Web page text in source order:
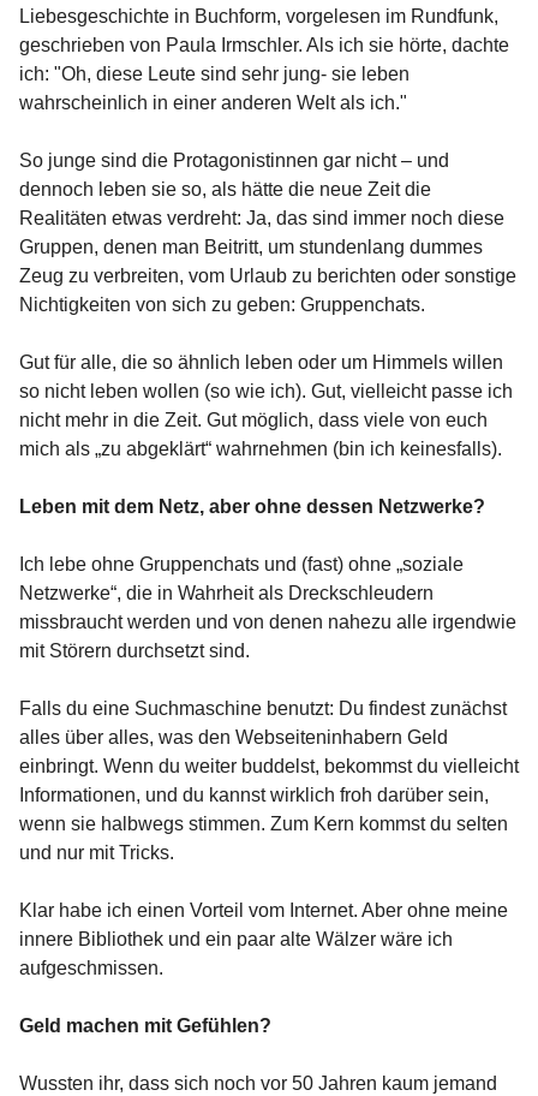
Liebesgeschichte in Buchform, vorgelesen im Rundfunk,
geschrieben von Paula Irmschler. Als ich sie hörte, dachte
ich: "Oh, diese Leute sind sehr jung- sie leben
wahrscheinlich in einer anderen Welt als ich."
So junge sind die Protagonistinnen gar nicht – und
dennoch leben sie so, als hätte die neue Zeit die
Realitäten etwas verdreht: Ja, das sind immer noch diese
Gruppen, denen man Beitritt, um stundenlang dummes
Zeug zu verbreiten, vom Urlaub zu berichten oder sonstige
Nichtigkeiten von sich zu geben: Gruppenchats.
Gut für alle, die so ähnlich leben oder um Himmels willen
so nicht leben wollen (so wie ich). Gut, vielleicht passe ich
nicht mehr in die Zeit. Gut möglich, dass viele von euch
mich als „zu abgeklärt“ wahrnehmen (bin ich keinesfalls).
Leben mit dem Netz, aber ohne dessen Netzwerke?
Ich lebe ohne Gruppenchats und (fast) ohne „soziale
Netzwerke“, die in Wahrheit als Dreckschleudern
missbraucht werden und von denen nahezu alle irgendwie
mit Störern durchsetzt sind.
Falls du eine Suchmaschine benutzt: Du findest zunächst
alles über alles, was den Webseiteninhabern Geld
einbringt. Wenn du weiter buddelst, bekommst du vielleicht
Informationen, und du kannst wirklich froh darüber sein,
wenn sie halbwegs stimmen. Zum Kern kommst du selten
und nur mit Tricks.
Klar habe ich einen Vorteil vom Internet. Aber ohne meine
innere Bibliothek und ein paar alte Wälzer wäre ich
aufgeschmissen.
Geld machen mit Gefühlen?
Wussten ihr, dass sich noch vor 50 Jahren kaum jemand